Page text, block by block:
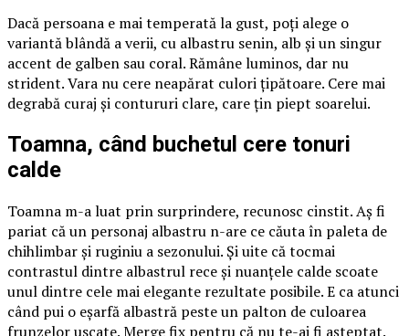
Dacă persoana e mai temperată la gust, poți alege o
variantă blândă a verii, cu albastru senin, alb și un singur
accent de galben sau coral. Rămâne luminos, dar nu
strident. Vara nu cere neapărat culori țipătoare. Cere mai
degrabă curaj și contururi clare, care țin piept soarelui.
Toamna, când buchetul cere tonuri
calde
Toamna m-a luat prin surprindere, recunosc cinstit. Aș fi
pariat că un personaj albastru n-are ce căuta în paleta de
chihlimbar și ruginiu a sezonului. Și uite că tocmai
contrastul dintre albastrul rece și nuanțele calde scoate
unul dintre cele mai elegante rezultate posibile. E ca atunci
când pui o eșarfă albastră peste un palton de culoarea
frunzelor uscate. Merge fix pentru că nu te-ai fi așteptat.